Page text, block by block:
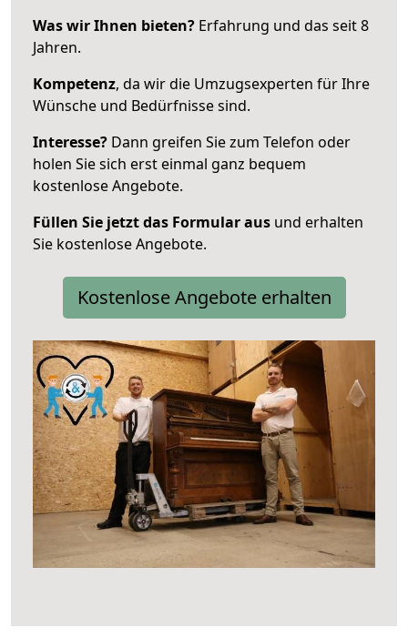
Was wir Ihnen bieten? Erfahrung und das seit 8
Jahren.
Kompetenz, da wir die Umzugsexperten für Ihre
Wünsche und Bedürfnisse sind.
Interesse? Dann greifen Sie zum Telefon oder
holen Sie sich erst einmal ganz bequem
kostenlose Angebote.
Füllen Sie jetzt das Formular aus und erhalten
Sie kostenlose Angebote.
Kostenlose Angebote erhalten